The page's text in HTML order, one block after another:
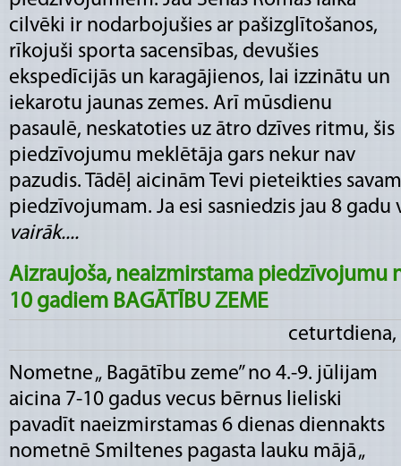
cilvēki ir nodarbojušies ar pašizglītošanos,
rīkojuši sporta sacensības, devušies
ekspedīcijās un karagājienos, lai izzinātu un
iekarotu jaunas zemes. Arī mūsdienu
pasaulē, neskatoties uz ātro dzīves ritmu, šis
piedzīvojumu meklētāja gars nekur nav
pazudis. Tādēļ aicinām Tevi pieteikties
piedzīvojumam. Ja esi sasniedzis jau 8 gadu
vairāk....
Aizraujoša, neaizmirstama piedzīvojumu
10 gadiem BAGĀTĪBU ZEME
ceturtdiena,
Nometne „ Bagātību zeme” no 4.-9. jūlijam
aicina 7-10 gadus vecus bērnus lieliski
pavadīt naeizmirstamas 6 dienas diennakts
nometnē Smiltenes pagasta lauku mājā „